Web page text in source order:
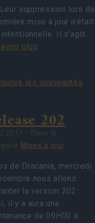
suppression lors de
mise à jour n’était
Il s’agit…
plus
les nouveautés
202
- Dans la
Mises à jour
de Dracania, mercredi
nous allons
la version 202.
il y a aura une
de 09H00 à